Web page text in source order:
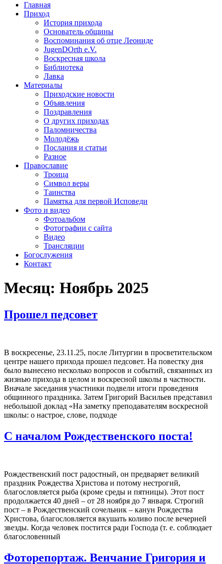
Главная
Приход
История прихода
Основатель общины
Воспоминания об отце Леониде
JugenDOrth e.V.
Воскресная школа
Библиотека
Лавка
Материалы
Приходские новости
Объявления
Поздравления
О других приходах
Паломничества
Молодёжь
Послания и статьи
Разное
Православие
Троица
Символ веры
Таинства
Памятка для первой Исповеди
Фото и видео
Фотоальбом
Фотографии с сайта
Видео
Трансляции
Богослужения
Контакт
Месяц: Ноябрь 2025
Прошел педсовет
В воскресенье, 23.11.25, после Литургии в просветительском
центре нашего прихода прошел педсовет. На повестку дня
было вынесено несколько вопросов и событий, связанных из
жизнью прихода в целом и воскресной школы в частности.
Вначале заседания участники подвели итоги проведения
общинного праздника. Затем ⁠Григорий Васильев представил
небольшой доклад «На заметку преподавателям воскресной
школы: о настрое, слове, подходе
С началом Рождественского поста!
Рождественский пост радостный, он предваряет великий
праздник Рождества Христова и потому нестрогий,
благословляется рыба (кроме среды и пятницы). Этот пост
продолжается 40 дней – от 28 ноября до 7 января. Строгий
пост – в Рождественский сочельник – канун Рождества
Христова, благословляется вкушать коливо после вечерней
звезды. Когда человек постится ради Господа (т. е. соблюдает
благословенный
Фоторепортаж. Венчание Григория и